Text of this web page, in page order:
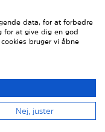
mikrofiber klud.
fri af støv
bilens interiør fra
er det en
interiør mod
data, for at forbedre
for at give dig en god
bruger vi åbne
Nej, juster